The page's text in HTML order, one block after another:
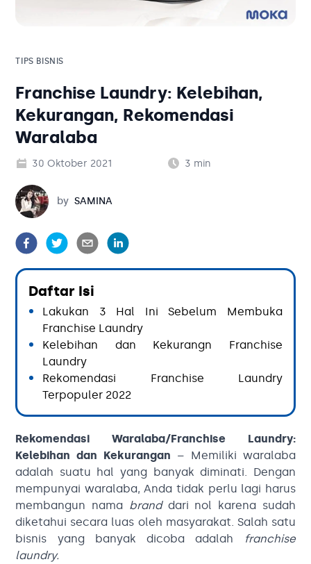
Solusi Bisnis
Tambahan
Kategori Blog
TIPS BISNIS
Franchise Laundry: Kelebihan,
Kekurangan, Rekomendasi
Waralaba
30 Oktober 2021 3 min
Samina
by SAMINA
Daftar Isi
Lakukan 3 Hal Ini Sebelum Membuka
Franchise Laundry
Kelebihan dan Kekurangn Franchise
Laundry
Rekomendasi Franchise Laundry
Terpopuler 2022
Rekomendasi Waralaba/Franchise Laundry:
Kelebihan dan Kekurangan – Memiliki waralaba
adalah suatu hal yang banyak diminati. Dengan
mempunyai waralaba, Anda tidak perlu lagi harus
membangun nama branddari nol karena sudah
diketahui secara luas oleh masyarakat. Salah satu
bisnis yang banyak dicoba adalah
franchise
laundry.